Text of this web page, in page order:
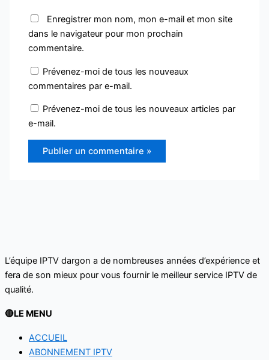
Enregistrer mon nom, mon e-mail et mon site
dans le navigateur pour mon prochain
commentaire.
Prévenez-moi de tous les nouveaux
commentaires par e-mail.
Prévenez-moi de tous les nouveaux articles par
e-mail.
L’équipe IPTV dargon a de nombreuses années d’expérience et
fera de son mieux pour vous fournir le meilleur service IPTV de
qualité.‌‌‌‌‌
🔴LE MENU
ACCUEIL
ABONNEMENT IPTV